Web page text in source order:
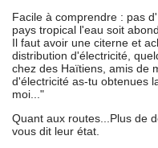
Facile à comprendre : pas
pays tropical l'eau soit
Il faut avoir une citerne et
distribution d'électricité,
chez des Haïtiens, amis de
d'électricité as-tu obtenues
moi..."
Quant aux routes...Plus de
vous dit leur état.